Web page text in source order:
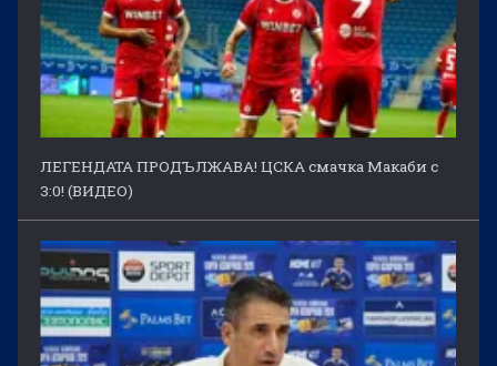
ЛЕГЕНДАТА ПРОДЪЛЖАВА! ЦСКА смачка Макаби с
3:0! (ВИДЕО)